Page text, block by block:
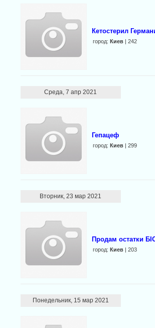
Кетостерил
город: Киев| 242
Среда, 7 апр 2021
Гепацеф
город: Киев| 299
Вторник, 23 мар 2021
Продам остатки
город: Киев| 203
Понедельник, 15 мар 2021